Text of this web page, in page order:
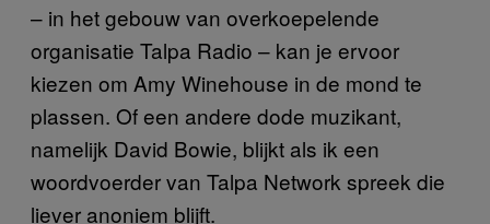
– in het gebouw van overkoepelende
organisatie Talpa Radio – kan je ervoor
kiezen om Amy Winehouse in de mond te
plassen. Of een andere dode muzikant,
namelijk David Bowie, blijkt als ik een
woordvoerder van Talpa Network spreek die
liever anoniem blijft.